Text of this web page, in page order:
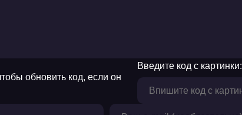
Введите код с картинки: